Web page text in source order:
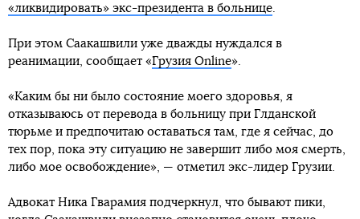
«ликвидировать» экс-президента в больнице.
При этом Саакашвили уже дважды нуждался в
реанимации, сообщает «Грузия Online».
«Каким бы ни было состояние моего здоровья, я
отказываюсь от перевода в больницу при Глданской
тюрьме и предпочитаю оставаться там, где я сейчас, до
тех пор, пока эту ситуацию не завершит либо моя смерть,
либо мое освобождение», — отметил экс-лидер Грузии.
Адвокат Ника Гварамия подчеркнул, что бывают пики,